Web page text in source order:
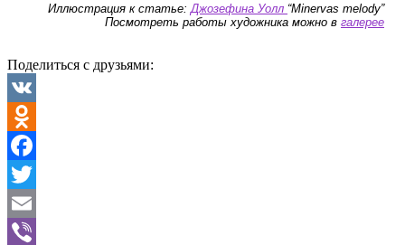
Иллюстрация к статье: Джозефина Уолл “Minervas melody”
Посмотреть работы художника можно в галерее
Поделиться с друзьями:
VK
Odnoklassniki
Facebook
Twitter
Email